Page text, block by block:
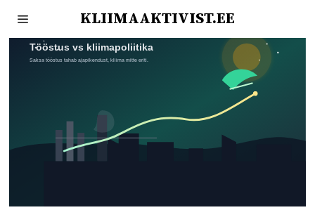
KLIIMAAKTIVIST.EE